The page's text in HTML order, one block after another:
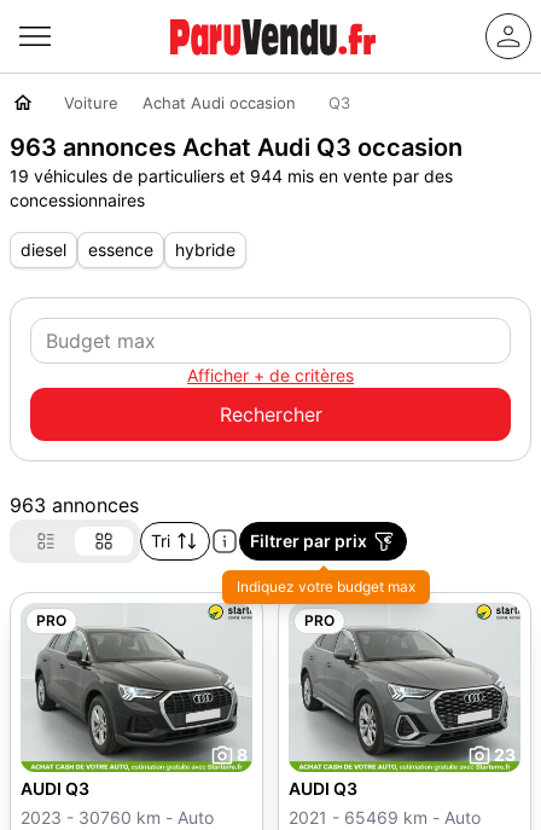
Voiture Achat Audi occasion Q3
963 annonces Achat Audi Q3 occasion
19 véhicules de particuliers et 944 mis en vente par des
concessionnaires
diesel essence hybride
Afficher + de critères
963 annonces
Tri Filtrer par prix
Indiquez votre budget max
PRO
8
AUDI Q3
2023 - 30760 km - Auto
PRO
23
AUDI Q3
2021 - 65469 km - Auto